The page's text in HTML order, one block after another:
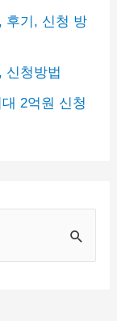
후기, 신청 방
신청방법
2억원 신청